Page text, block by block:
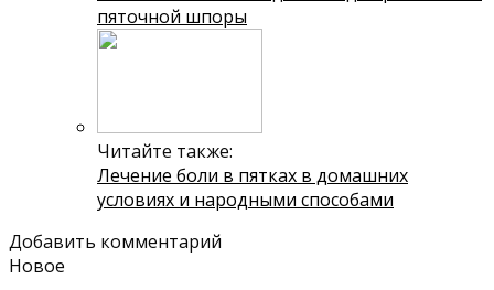
пяточной шпоры
Читайте также:
Лечение боли в пятках в домашних
условиях и народными способами
Добавить комментарий
Новое